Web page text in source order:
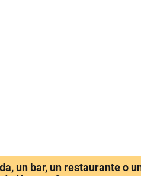
un bar, un restaurante o